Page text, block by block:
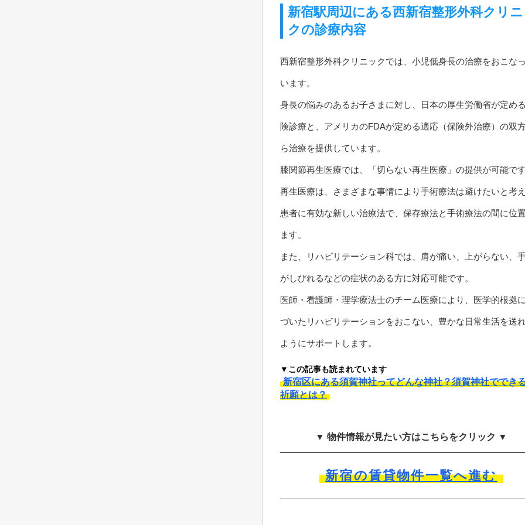
新宿駅周辺にある西新宿整形外科クリニ
クの診療内容
西新宿整形外科クリニックでは、小児低身長の治療をおこな
います。
身長の悩みのあるお子さまに対し、日本の厚生労働省が定め
険診療と、アメリカのFDAが定める適応（保険外治療）の双
ら治療を提供しています。
膝関節再生医療では、「切らない再生医療」の提供が可能です
再生医療は、さまざまな事情により手術療法は避けたいと考
患者に有効な新しい治療法で、保存療法と手術療法の間に位
ます。
また、リハビリテーション科では、肩が痛い、上がらない、
がしびれるなどの症状のある方に対応可能です。
医師・看護師・理学療法士のチーム医療により、医学的根拠
づいたリハビリテーションをおこない、豊かな日常生活を送
ようにサポートします。
▼この記事も読まれています
新宿区にある須賀神社ってどんな神社？須賀神社ででき
祈願とは？
▼ 物件情報が見たい方はこちらをクリック ▼
新宿の賃貸物件一覧へ進む